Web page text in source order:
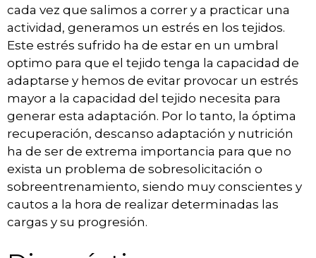
cada vez que salimos a correr y a practicar una
actividad, generamos un estrés en los tejidos.
Este estrés sufrido ha de estar en un umbral
optimo para que el tejido tenga la capacidad de
adaptarse y hemos de evitar provocar un estrés
mayor a la capacidad del tejido necesita para
generar esta adaptación. Por lo tanto, la óptima
recuperación, descanso adaptación y nutrición
ha de ser de extrema importancia para que no
exista un problema de sobresolicitación o
sobreentrenamiento, siendo muy conscientes y
cautos a la hora de realizar determinadas las
cargas y su progresión.